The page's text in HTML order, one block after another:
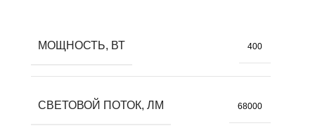
МОЩНОСТЬ, ВТ 400
СВЕТОВОЙ ПОТОК, ЛМ 68000